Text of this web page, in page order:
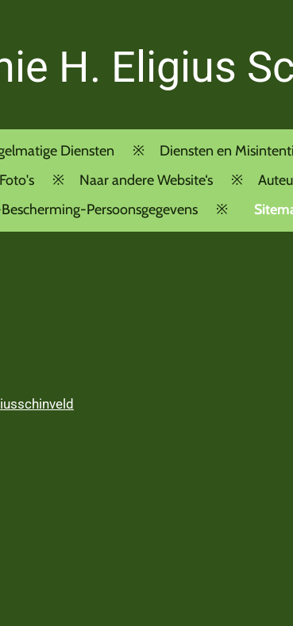
H. Eligius
Diensten Diensten en
Foto's Naar andere Website‘s
Persoonsgegevens